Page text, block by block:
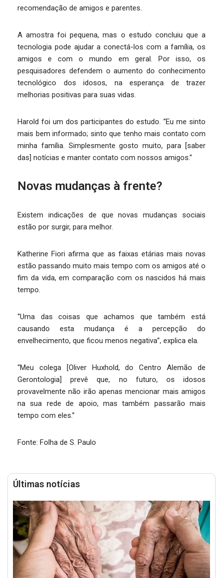
recomendação de amigos e parentes.
A amostra foi pequena, mas o estudo concluiu que a
tecnologia pode ajudar a conectá-los com a família, os
amigos e com o mundo em geral. Por isso, os
pesquisadores defendem o aumento do conhecimento
tecnológico dos idosos, na esperança de trazer
melhorias positivas para suas vidas.
Harold foi um dos participantes do estudo. “Eu me sinto
mais bem informado; sinto que tenho mais contato com
minha família. Simplesmente gosto muito, para [saber
das] notícias e manter contato com nossos amigos.”
Novas mudanças à frente?
Existem indicações de que novas mudanças sociais
estão por surgir, para melhor.
Katherine Fiori afirma que as faixas etárias mais novas
estão passando muito mais tempo com os amigos até o
fim da vida, em comparação com os nascidos há mais
tempo.
“Uma das coisas que achamos que também está
causando esta mudança é a percepção do
envelhecimento, que ficou menos negativa”, explica ela.
“Meu colega [Oliver Huxhold, do Centro Alemão de
Gerontologia] prevê que, no futuro, os idosos
provavelmente não irão apenas mencionar mais amigos
na sua rede de apoio, mas também passarão mais
tempo com eles.”
Fonte: Folha de S. Paulo
Últimas notícias